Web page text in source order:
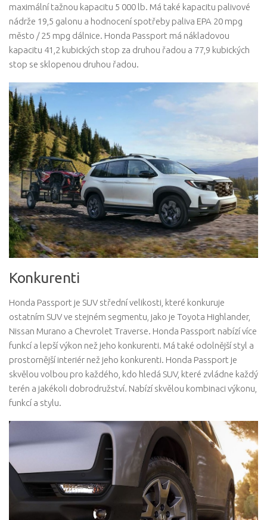
maximální tažnou kapacitu 5 000 lb. Má také kapacitu palivové
nádrže 19,5 galonu a hodnocení spotřeby paliva EPA 20 mpg
město / 25 mpg dálnice. Honda Passport má nákladovou
kapacitu 41,2 kubických stop za druhou řadou a 77,9 kubických
stop se sklopenou druhou řadou.
Konkurenti
Honda Passport je SUV střední velikosti, které konkuruje
ostatním SUV ve stejném segmentu, jako je Toyota Highlander,
Nissan Murano a Chevrolet Traverse. Honda Passport nabízí více
funkcí a lepší výkon než jeho konkurenti. Má také odolnější styl a
prostornější interiér než jeho konkurenti. Honda Passport je
skvělou volbou pro každého, kdo hledá SUV, které zvládne každý
terén a jakékoli dobrodružství. Nabízí skvělou kombinaci výkonu,
funkcí a stylu.